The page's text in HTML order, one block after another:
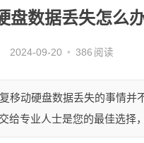
盘数据丢失怎么办
2024-09-20 • 386 阅读
移动硬盘数据丢失的事情并
给专业人士是您的最佳选择